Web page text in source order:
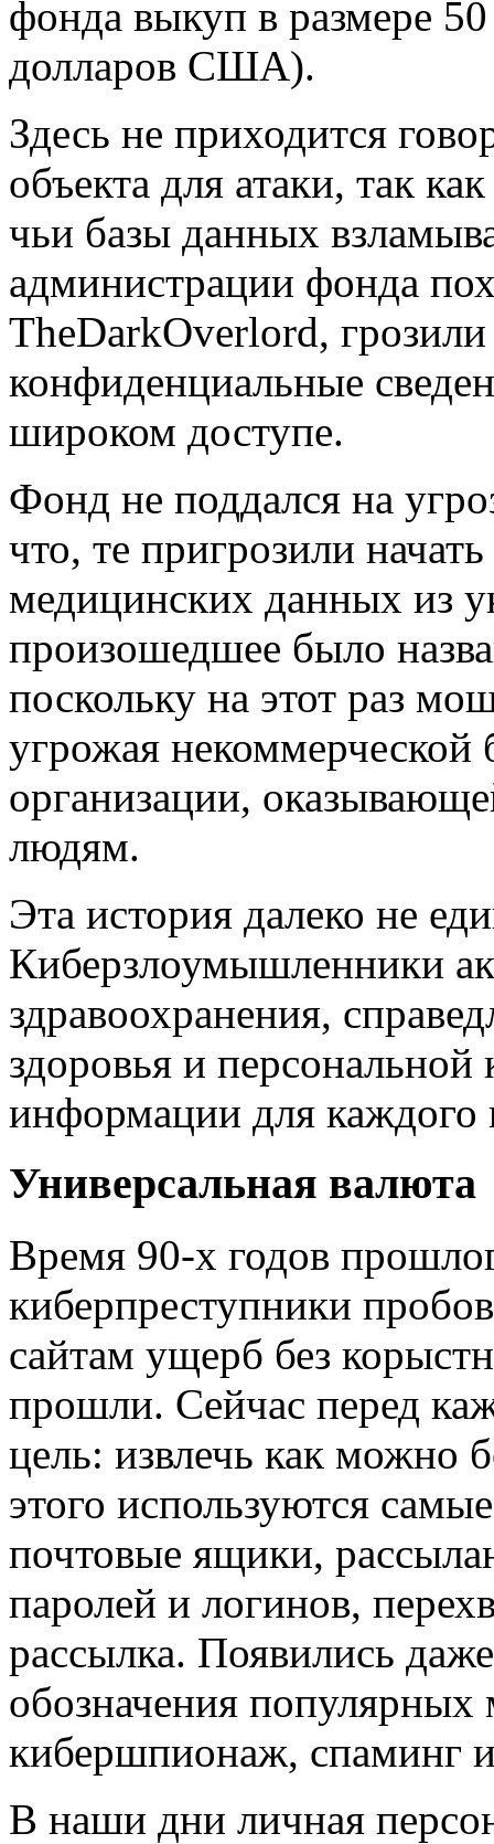
фонда выкуп в размере
долларов США).
Здесь не приходится
объекта для атаки, так
чьи базы данных
администрации фонда
TheDarkOverlord,
конфиденциальные
широком доступе.
Фонд не поддался на
что, те пригрозили
медицинских данных из
произошедшее было
поскольку на этот раз
угрожая некоммерческой
организации,
людям.
Эта история далеко не
Киберзлоумышленники
здравоохранения,
здоровья и
информации для каждого
Универсальная валюта
Время 90-х годов
киберпреступники
сайтам ущерб без
прошли. Сейчас перед
цель: извлечь как
этого используются
почтовые ящики,
паролей и логинов,
рассылка. Появились
обозначения
кибершпионаж, спаминг
В наши дни личная